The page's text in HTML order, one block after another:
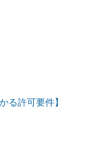
る許可要件】